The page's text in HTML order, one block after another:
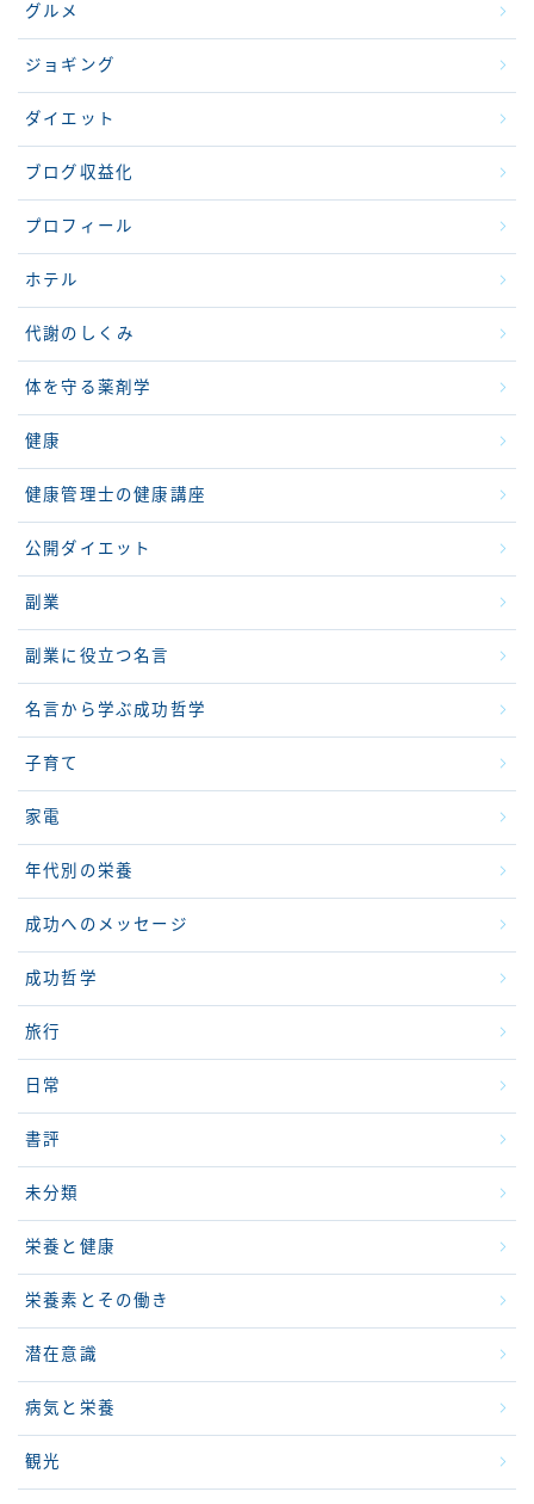
グルメ
ジョギング
ダイエット
ブログ収益化
プロフィール
ホテル
代謝のしくみ
体を守る薬剤学
健康
健康管理士の健康講座
公開ダイエット
副業
副業に役立つ名言
名言から学ぶ成功哲学
子育て
家電
年代別の栄養
成功へのメッセージ
成功哲学
旅行
日常
書評
未分類
栄養と健康
栄養素とその働き
潜在意識
病気と栄養
観光